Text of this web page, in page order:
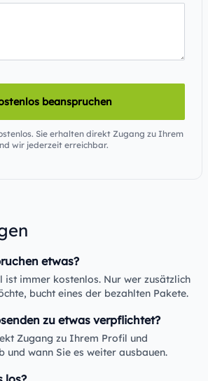
beanspruchen
Sie erhalten direkt Zugang zu Ihrem
wir jederzeit erreichbar.
etwas?
ist immer kostenlos. Nur wer zusätzlich
bucht eines der bezahlten Pakete.
zu etwas verpflichtet?
Zugang zu Ihrem Profil und
und wann Sie es weiter ausbauen.